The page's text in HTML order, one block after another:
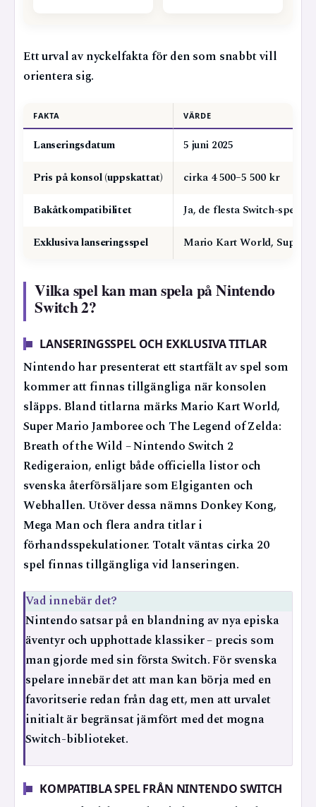
Ett urval av nyckelfakta för den som snabbt vill
orientera sig.
FAKTA VÄRDE
Lanseringsdatum
5 juni 2025
Pris på konsol (uppskattat)
cirka 4 500–5 500 kr
Bakåtkompatibilitet
Ja, de flesta Switch-spel
Exklusiva lanseringsspel
Mario Kart World, Super
Vilka spel kan man spela på Nintendo
Switch 2?
LANSERINGSSPEL OCH EXKLUSIVA TITLAR
Nintendo har presenterat ett startfält av spel som
kommer att finnas tillgängliga när konsolen
släpps. Bland titlarna märks Mario Kart World,
Super Mario Jamboree och The Legend of Zelda:
Breath of the Wild – Nintendo Switch 2
Redigeraion, enligt både officiella listor och
svenska återförsäljare som Elgiganten och
Webhallen. Utöver dessa nämns Donkey Kong,
Mega Man och flera andra titlar i
förhandsspekulationer. Totalt väntas cirka 20
spel finnas tillgängliga vid lanseringen.
Vad innebär det?
Nintendo satsar på en blandning av nya episka
äventyr och upphottade klassiker – precis som
man gjorde med sin första Switch. För svenska
spelare innebär det att man kan börja med en
favoritserie redan från dag ett, men att urvalet
initialt är begränsat jämfört med det mogna
Switch-biblioteket.
KOMPATIBLA SPEL FRÅN NINTENDO SWITCH